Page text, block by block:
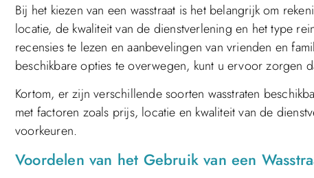
Bij het kiezen van een wasstraat is het belangrijk om
locatie, de kwaliteit van de dienstverlening en het type
recensies te lezen en aanbevelingen van vrienden en
beschikbare opties te overwegen, kunt u ervoor zorgen
Kortom, er zijn verschillende soorten wasstraten
met factoren zoals prijs, locatie en kwaliteit van de
voorkeuren.
Voordelen van het Gebruik van een